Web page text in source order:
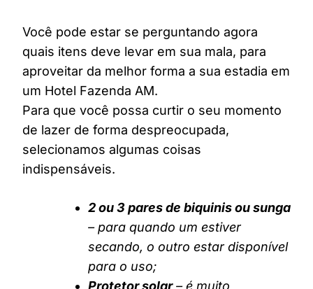
Você pode estar se perguntando agora
quais itens deve levar em sua mala, para
aproveitar da melhor forma a sua estadia em
um Hotel Fazenda AM.
Para que você possa curtir o seu momento
de lazer de forma despreocupada,
selecionamos algumas coisas
indispensáveis.
2 ou 3 pares de biquinis ou sunga
– para quando um estiver
secando, o outro estar disponível
para o uso;